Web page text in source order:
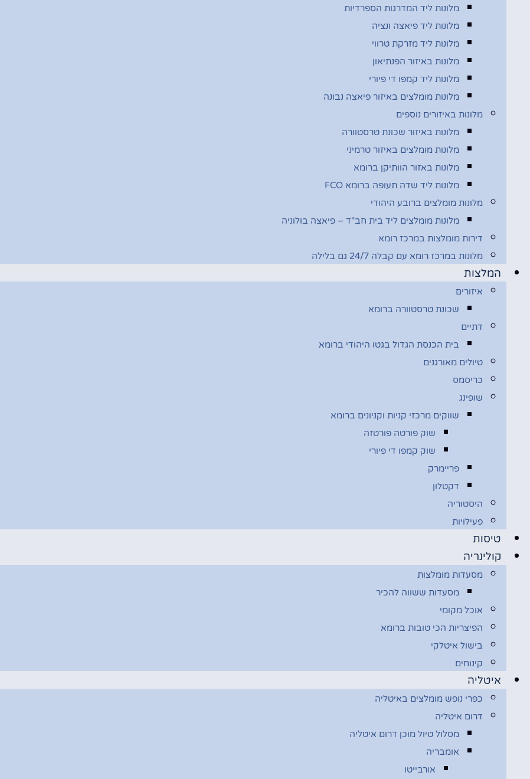
מלונות ליד המדרגות הספרדיות
מלונות ליד פיאצה ונציה
מלונות ליד מזרקת טרווי
מלונות באיזור הפנתיאון
מלונות ליד קמפו די פיורי
מלונות מומלצים באיזור פיאצה נבונה
מלונות באיזורים נוספים
מלונות באיזור שכונת טרסטוורה
מלונות מומלצים באיזור טרמיני
מלונות באזור הוותיקן ברומא
מלונות ליד שדה תעופה ברומא FCO
מלונות מומלצים ברובע היהודי
מלונות מומלצים ליד בית חב"ד – פיאצה בולוניה
דירות מומלצות במרכז רומא
מלונות במרכז רומא עם קבלה 24/7 גם בלילה
המלצות
איזורים
שכונת טרסטוורה ברומא
דתיים
בית הכנסת הגדול בגטו היהודי ברומא
טיולים מאורגנים
כריסמס
שופינג
שווקים מרכזי קניות וקניונים ברומא
שוק פורטה פורטזה
שוק קמפו די פיורי
פריימרק
דקטלון
היסטוריה
פעילויות
טיסות
קולינריה
מסעדות מומלצות
מסעדות ששווה להכיר
אוכל מקומי
הפיצריות הכי טובות ברומא
בישול איטלקי
קינוחים
איטליה
כפרי נופש מומלצים באיטליה
דרום איטליה
מסלול טיול מוכן דרום איטליה
אומבריה
אורבייטו